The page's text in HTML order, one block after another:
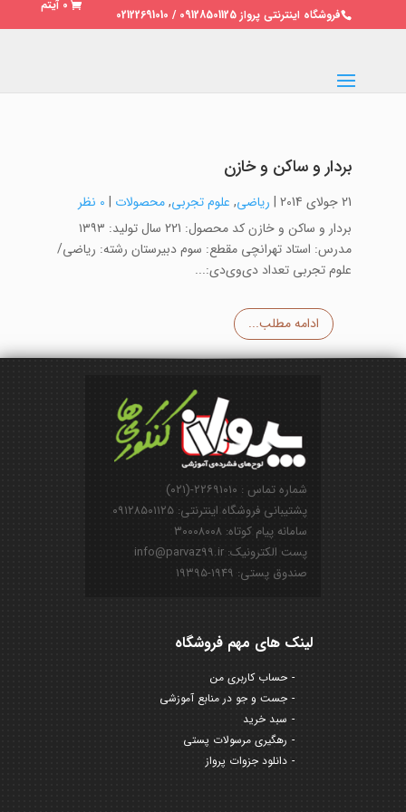
فروشگاه اینترنتی پرواز 09128501125 / 02122691010
0 آیتم
بردار و ساکن و خازن
21 جولای 2014 | ریاضی, علوم تجربی,محصولات | 0 نظر
بردار و ساکن و خازن کد محصول: 221 سال تولید: ۱۳۹۳
مدرس: استاد تهرانچی مقطع: سوم دبیرستان رشته: ریاضی/
علوم تجربی تعداد دی‌وی‌دی:...
ادامه مطلب...
شماره تماس : ۲۲۶۹۱۰۱۰-(۰۲۱)
پشتیبانی فروشگاه اینترنتی: ۰۹۱۲۸۵۰۱۱۲۵
سامانه پیام کوتاه: ۳۰۰۰۸۰۰۸
پست الکترونیک: info@parvaz99.ir
صندوق پستی: ۱۹۴۹-۱۹۳۹۵
لینک های مهم فروشگاه
حساب کاربری من
جست و جو در منابع آموزشی
سبد خرید
رهگیری مرسولات پستی
دانلود جزوات پرواز